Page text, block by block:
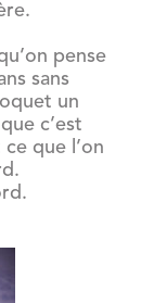
pense
sans
un
c’est
que l’on